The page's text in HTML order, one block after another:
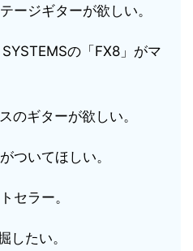
ージギターが欲しい。
の「FX8」がマ
のギターが欲しい。
ついてほしい。
セラー。
したい。